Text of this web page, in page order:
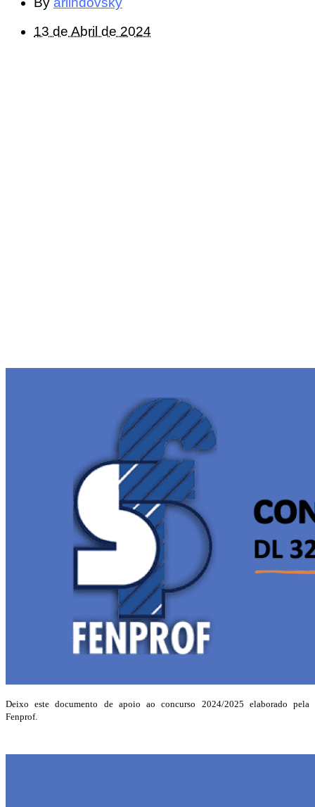
13 de Abril de 2024
Deixo este documento de apoio ao concurso 2024/2025 elaborado pela
Fenprof.